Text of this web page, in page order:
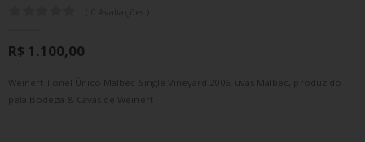
R$ 1.100,00
Weinert Tonel Único Malbec Single Vineyard 2006, uvas Malbec, produzido
pela Bodega & Cavas de Weinert